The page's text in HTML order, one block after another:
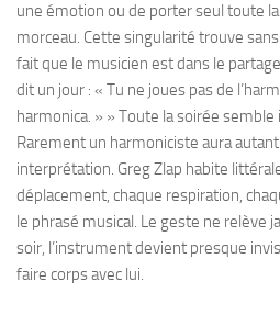
une émotion ou de porter seul toute
morceau. Cette singularité trouve
fait que le musicien est dans le
dit un jour : « Tu ne joues pas de
harmonica. » » Toute la soirée
Rarement un harmoniciste aura
interprétation. Greg Zlap habite
déplacement, chaque respiration,
le phrasé musical. Le geste ne relève
soir, l’instrument devient presque
faire corps avec lui.